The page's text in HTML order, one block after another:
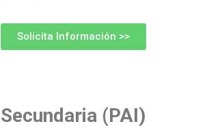
Solicita Información >>
Secundaria (PAI)